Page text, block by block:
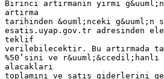
Birinci artırmanın yirmi g&uuml;n
artırma
tarihinden &ouml;nceki g&uuml;n
esatis.uyap.gov.tr adresinden
teklif
verilebilecektir. Bu artırmada
%50’sini ve
alacakları
toplamını ve satış giderlerini